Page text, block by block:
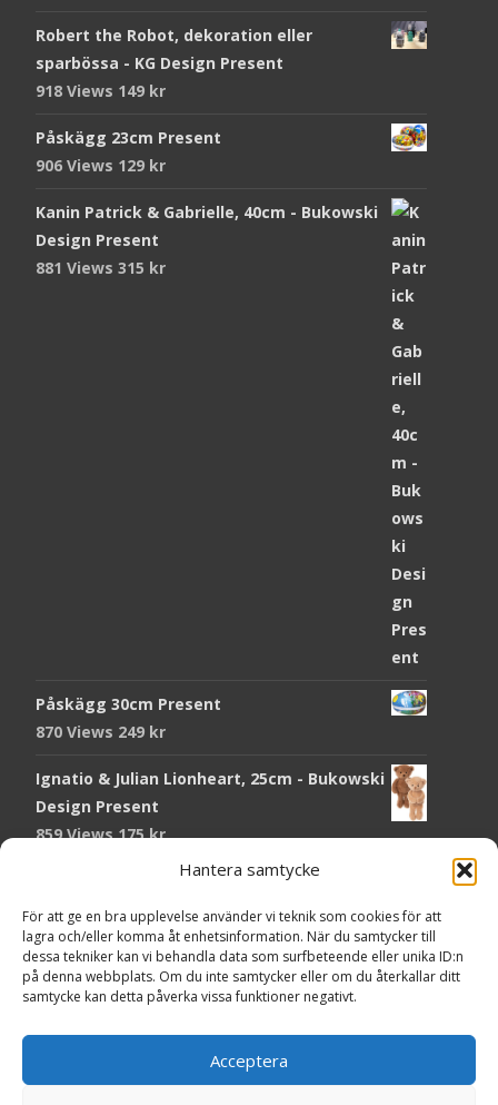
Hantera samtycke
För att ge en bra upplevelse använder vi teknik som cookies för att
lagra och/eller komma åt enhetsinformation. När du samtycker till
dessa tekniker kan vi behandla data som surfbeteende eller unika ID:n
på denna webbplats. Om du inte samtycker eller om du återkallar ditt
samtycke kan detta påverka vissa funktioner negativt.
Acceptera
Robert the Robot, dekoration eller
sparbössa - KG Design Present
918 Views 149 kr
Påskägg 23cm Present
906 Views 129 kr
Kanin Patrick & Gabrielle, 40cm - Bukowski
Design Present
881 Views 315 kr
Påskägg 30cm Present
870 Views 249 kr
Ignatio & Julian Lionheart, 25cm - Bukowski
Design Present
859 Views175kr
Chokladmynt Påskmotiv Present
818 Views25kr
Kort Påskhare, 8,5x11,5 cm Present
762 Views20kr
Tändsticksask I den enkla bor det vackra,
röd - Ernst Kirchsteiger Present
714 Views89kr
Powered by WordPress , Themei-craftby TemplatesNext.